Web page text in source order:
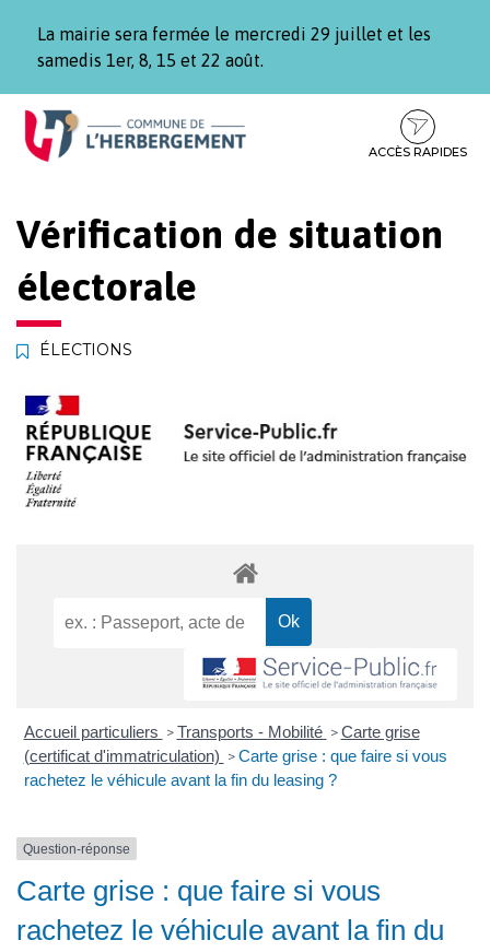
La mairie sera fermée le mercredi 29 juillet et les
samedis 1er, 8, 15 et 22 août.
Aller
Aller
contenu
Aller
pied
ACCÈS RAPIDES
Vérification de situation
électorale
ÉLECTIONS
Accueil particuliers > Transports - Mobilité > Carte grise
(certificat d'immatriculation) > Carte grise : que faire si vous
rachetez le véhicule avant la fin du leasing ?
Question-réponse
Carte grise : que faire si vous
rachetez le véhicule avant la fin du